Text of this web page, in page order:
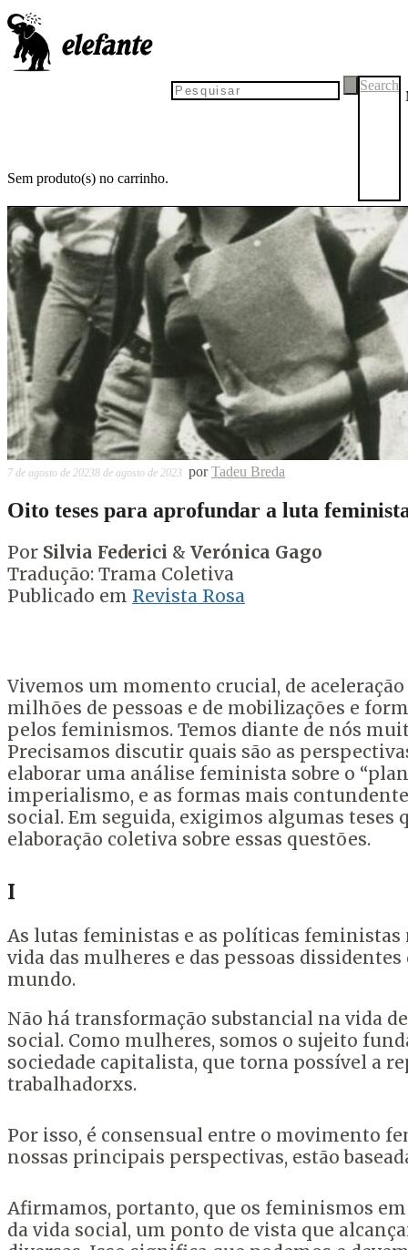
Sem produto(s) no carrinho.
Search
7 de agosto de 20238 de agosto de 2023 porTadeu Breda
Oito teses para aprofundar a luta
Por Silvia Federici & Verónica Gago
Tradução: Trama Coletiva
Publicado em Revista Rosa
Vivemos um momento crucial, de
milhões de pessoas e de mobilizações e
pelos feminismos. Temos diante de nós
Precisamos discutir quais são as
elaborar uma análise feminista sobre o
imperialismo, e as formas mais
social. Em seguida, exigimos algumas
elaboração coletiva sobre essas questões.
I
As lutas feministas e as políticas
vida das mulheres e das pessoas
mundo.
Não há transformação substancial na vida
social. Como mulheres, somos o sujeito
sociedade capitalista, que torna possível a
trabalhadorxs.
Por isso, é consensual entre o movimento
nossas principais perspectivas, estão
Afirmamos, portanto, que os feminismos
da vida social, um ponto de vista que